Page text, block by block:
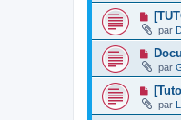
par
par
par